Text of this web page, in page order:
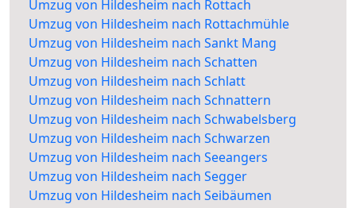
Umzug von Hildesheim nach Rottach
Umzug von Hildesheim nach Rottachmühle
Umzug von Hildesheim nach Sankt Mang
Umzug von Hildesheim nach Schatten
Umzug von Hildesheim nach Schlatt
Umzug von Hildesheim nach Schnattern
Umzug von Hildesheim nach Schwabelsberg
Umzug von Hildesheim nach Schwarzen
Umzug von Hildesheim nach Seeangers
Umzug von Hildesheim nach Segger
Umzug von Hildesheim nach Seibäumen